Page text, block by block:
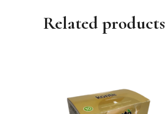
Related products